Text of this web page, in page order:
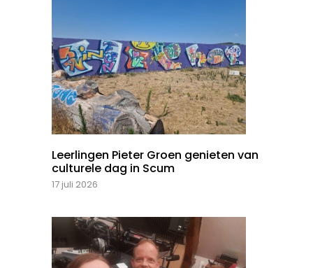
Leerlingen Pieter Groen genieten van
culturele dag in Scum
17 juli 2026